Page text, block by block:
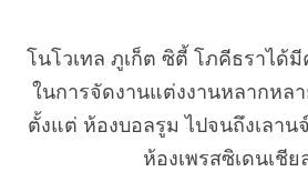
โนโวเทล ภูเก็ต ซิตี้ โภคีธราได้
ในการจัดงานแต่งงานหลากหล
ตั้งแต่ ห้องบอลรูม ไปจนถึงเลาน
ห้องเพรสซิเดนเชีย